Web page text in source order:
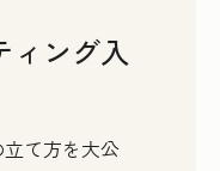
ィング入
て方を大公